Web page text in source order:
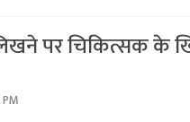
पर चिकित्सक के